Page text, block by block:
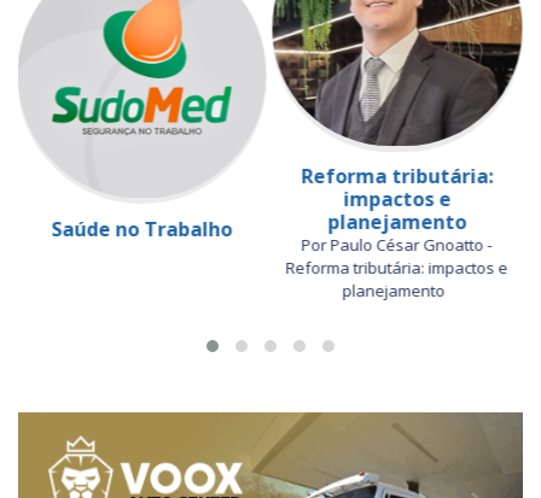
Saúde no Trabalho
Reforma tributária:
impactos e
planejamento
Por Paulo César Gnoatto -
Reforma tributária: impactos e
planejamento